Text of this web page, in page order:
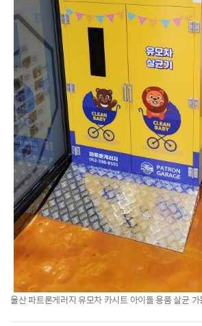
울산 파트론게러지 유모차 카시트 아이들 용품 살균